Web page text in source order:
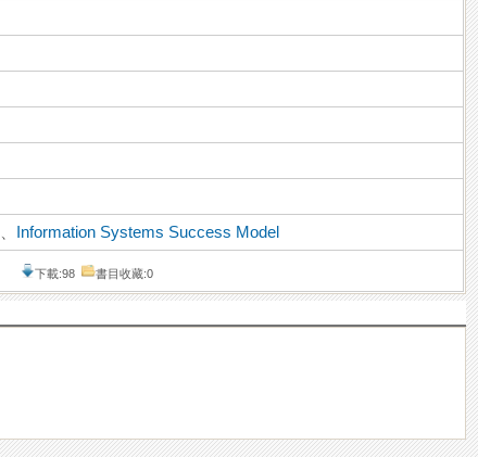
Information Systems Success Model
下載:98 書目收藏:0